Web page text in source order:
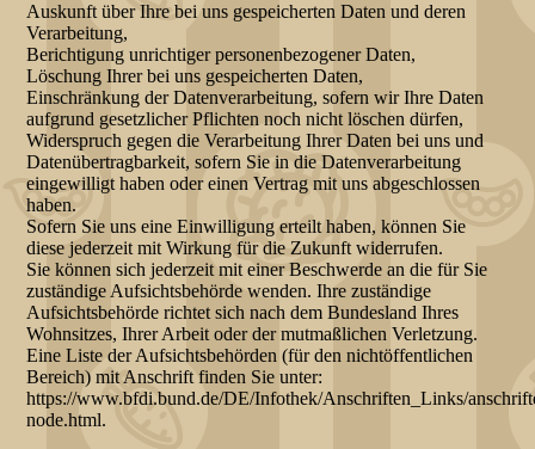
Auskunft über Ihre bei uns gespeicherten Daten und deren
Verarbeitung,
Berichtigung unrichtiger personenbezogener Daten,
Löschung Ihrer bei uns gespeicherten Daten,
Einschränkung der Datenverarbeitung, sofern wir Ihre Daten
aufgrund gesetzlicher Pflichten noch nicht löschen dürfen,
Widerspruch gegen die Verarbeitung Ihrer Daten bei uns und
Datenübertragbarkeit, sofern Sie in die Datenverarbeitung
eingewilligt haben oder einen Vertrag mit uns abgeschlossen
haben.
Sofern Sie uns eine Einwilligung erteilt haben, können Sie
diese jederzeit mit Wirkung für die Zukunft widerrufen.
Sie können sich jederzeit mit einer Beschwerde an die für Sie
zuständige Aufsichtsbehörde wenden. Ihre zuständige
Aufsichtsbehörde richtet sich nach dem Bundesland Ihres
Wohnsitzes, Ihrer Arbeit oder der mutmaßlichen Verletzung.
Eine Liste der Aufsichtsbehörden (für den nichtöffentlichen
Bereich) mit Anschrift finden Sie unter:
https://www.bfdi.bund.de/DE/Infothek/Anschriften_Links/
node.html.